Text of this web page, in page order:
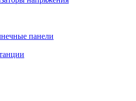
панели